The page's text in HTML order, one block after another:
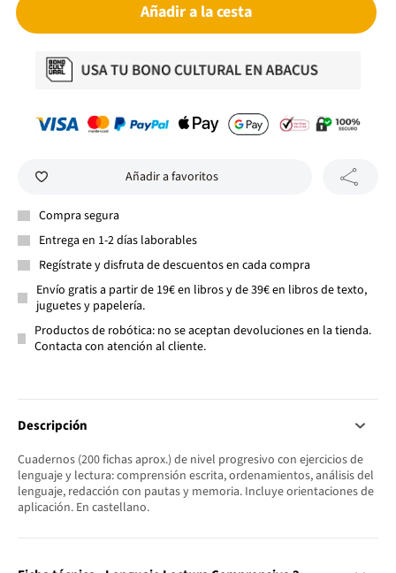
Añadir a la cesta
Añadir a favoritos
Compra segura
Entrega en 1-2 días laborables
Regístrate y disfruta de descuentos en cada compra
Envío gratis a partir de 19€ en libros y de 39€ en libros de texto,
juguetes y papelería.
Productos de robótica: no se aceptan devoluciones en la tienda.
Contacta con atención al cliente.
Descripción
Cuadernos (200 fichas aprox.) de nivel progresivo con ejercicios de
lenguaje y lectura: comprensión escrita, ordenamientos, análisis del
lenguaje, redacción con pautas y memoria. Incluye orientaciones de
aplicación. En castellano.